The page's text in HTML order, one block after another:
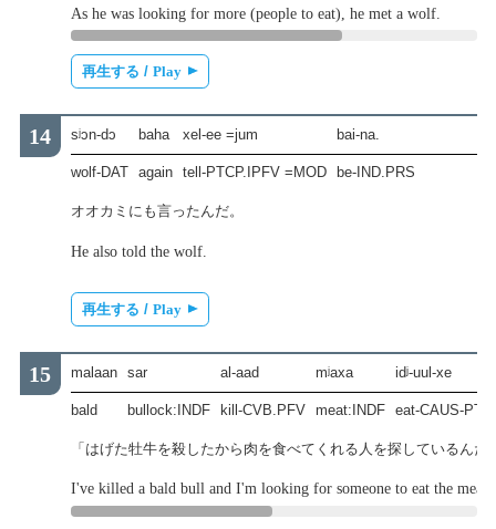
As he was looking for more (people to eat), he met a wolf.
再生する /Play
sʲɔn-dɔ baha xel-ee =jum bai-na.
wolf-DAT again tell-PTCP.IPFV =MOD be-IND.PRS
オオカミにも言ったんだ。
He also told the wolf.
再生する /Play
malaan sar al-aad mʲaxa idʲ-uul-xe
bald bullock:INDF kill-CVB.PFV meat:INDF eat-CAUS-
「はげた牡牛を殺したから肉を食べてくれる人を探しているんだ
I've killed a bald bull and I'm looking for someone to eat the meat.